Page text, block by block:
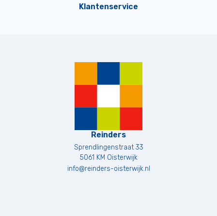
Klantenservice
Reinders
Sprendlingenstraat 33
5061 KM Oisterwijk
info@reinders-oisterwijk.nl